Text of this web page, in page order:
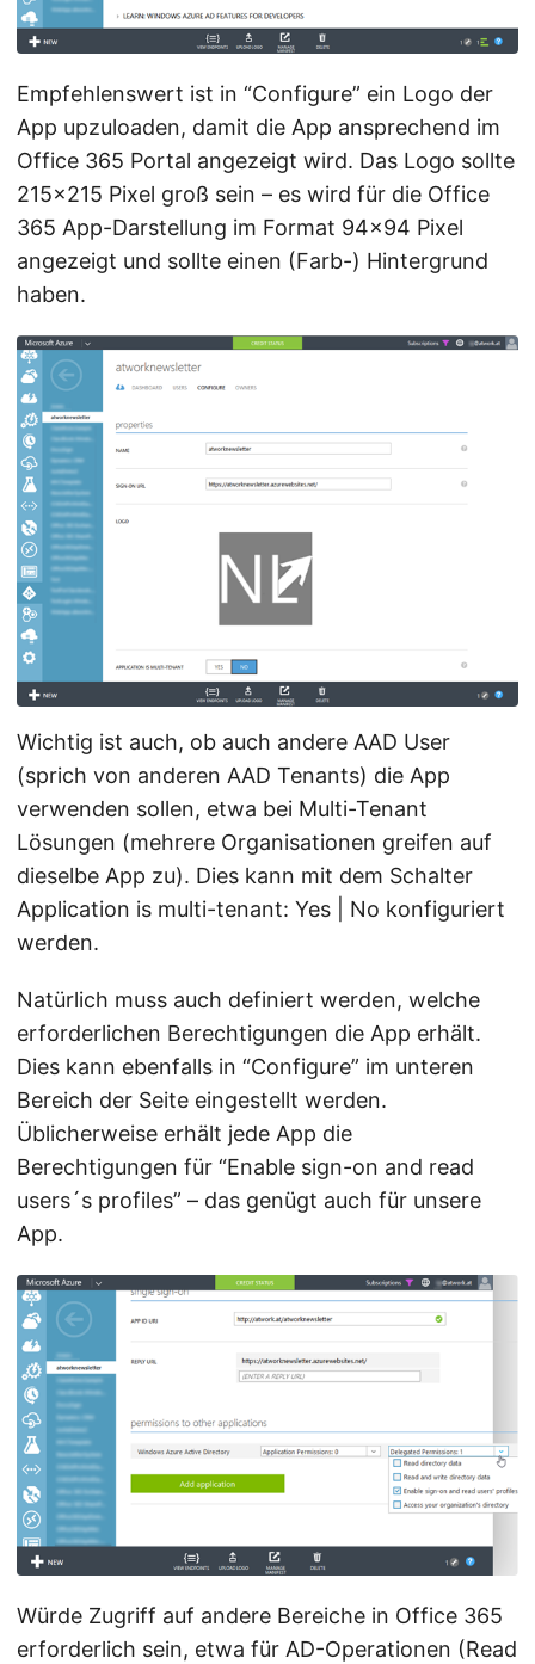
Empfehlenswert ist in “Configure” ein Logo der
App upzuloaden, damit die App ansprechend im
Office 365 Portal angezeigt wird. Das Logo sollte
215x215 Pixel groß sein – es wird für die Office
365 App-Darstellung im Format 94x94 Pixel
angezeigt und sollte einen (Farb-) Hintergrund
haben.
Wichtig ist auch, ob auch andere AAD User
(sprich von anderen AAD Tenants) die App
verwenden sollen, etwa bei Multi-Tenant
Lösungen (mehrere Organisationen greifen auf
dieselbe App zu). Dies kann mit dem Schalter
Application is multi-tenant: Yes | No konfiguriert
werden.
Natürlich muss auch definiert werden, welche
erforderlichen Berechtigungen die App erhält.
Dies kann ebenfalls in “Configure” im unteren
Bereich der Seite eingestellt werden.
Üblicherweise erhält jede App die
Berechtigungen für “Enable sign-on and read
users´s profiles” – das genügt auch für unsere
App.
Würde Zugriff auf andere Bereiche in Office 365
erforderlich sein, etwa für AD-Operationen (Read